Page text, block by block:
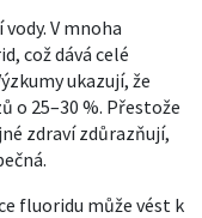
V mnoha
což dává celé
ukazují, že
o 25–30 %. Přestože
zdraví zdůrazňují,
fluoridu může vést k